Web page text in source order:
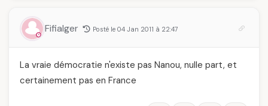
Fifialger Posté le 04 Jan 2011 à 22:47
La vraie démocratie n'existe pas Nanou, nulle part, et
certainement pas en France